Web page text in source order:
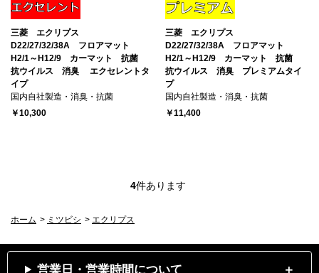
三菱 エクリプス
D22/27/32/38A フロアマット
H2/1～H12/9 カーマット 抗菌
抗ウイルス 消臭 エクセレントタ
イプ
国内自社製造・消臭・抗菌
￥10,300
三菱 エクリプス
D22/27/32/38A フロアマット
H2/1～H12/9 カーマット 抗菌
抗ウイルス 消臭 プレミアムタイ
プ
国内自社製造・消臭・抗菌
￥11,400
4件あります
ホーム > ミツビシ > エクリプス
営業日・営業時間について